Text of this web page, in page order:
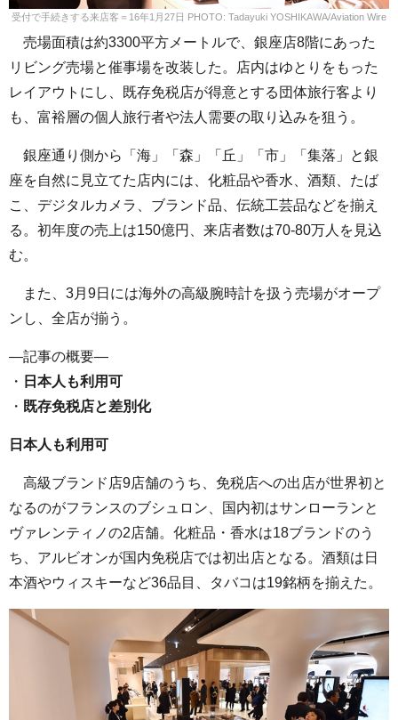
受付で手続きする来店客＝16年1月27日 PHOTO: Tadayuki YOSHIKAWA/Aviation Wire
売場面積は約3300平方メートルで、銀座店8階にあった
リビング売場と催事場を改装した。店内はゆとりをもった
レイアウトにし、既存免税店が得意とする団体旅行客より
も、富裕層の個人旅行者や法人需要の取り込みを狙う。
銀座通り側から「海」「森」「丘」「市」「集落」と銀
座を自然に見立てた店内には、化粧品や香水、酒類、たば
こ、デジタルカメラ、ブランド品、伝統工芸品などを揃え
る。初年度の売上は150億円、来店者数は70-80万人を見込
む。
また、3月9日には海外の高級腕時計を扱う売場がオープ
ンし、全店が揃う。
—記事の概要—
・ 日本人も利用可
・ 既存免税店と差別化
日本人も利用可
高級ブランド店9店舗のうち、免税店への出店が世界初と
なるのがフランスのブシュロン、国内初はサンローランと
ヴァレンティノの2店舗。化粧品・香水は18ブランドのう
ち、アルビオンが国内免税店では初出店となる。酒類は日
本酒やウィスキーなど36品目、タバコは19銘柄を揃えた。